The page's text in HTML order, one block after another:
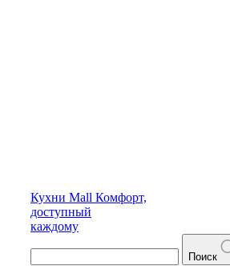
Кухни Mall Комфорт,
доступный
каждому
Поиск